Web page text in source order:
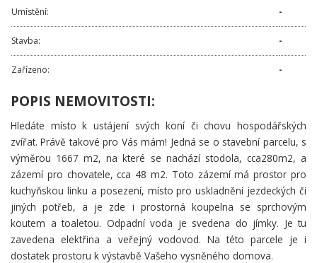
Umístění: -
Stavba: -
Zařízeno: -
POPIS NEMOVITOSTI:
Hledáte místo k ustájení svých koní či chovu hospodářských
zvířat. Právě takové pro Vás mám! Jedná se o stavební parcelu, s
výměrou 1667 m2, na které se nachází stodola, cca280m2, a
zázemí pro chovatele, cca 48 m2. Toto zázemí má prostor pro
kuchyňskou linku a posezení, místo pro uskladnění jezdeckých či
jiných potřeb, a je zde i prostorná koupelna se sprchovým
koutem a toaletou. Odpadní voda je svedena do jímky. Je tu
zavedena elektřina a veřejný vodovod. Na této parcele je i
dostatek prostoru k výstavbě Vašeho vysněného domova.